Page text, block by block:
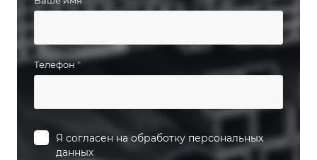
Телефон*
Я согласен на обработку персональных
данных